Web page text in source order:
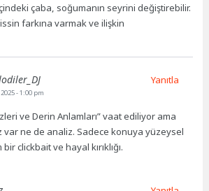
çaba, soğumanın seyrini değiştirebilir.
farkına varmak ve ilişkin
- 1:00 pm
ve Derin Anlamları” vaat ediliyor ama
var ne de analiz. Sadece konuya yüzeysel
clickbait ve hayal kırıklığı.
Yanıtla